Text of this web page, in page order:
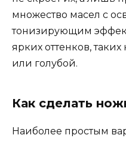
множество масел с
тонизирующим
ярких оттенков,
или голубой.
Как сделать
Наиболее простым